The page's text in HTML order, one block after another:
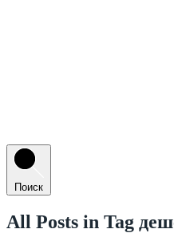
Поиск
All Posts in Tag